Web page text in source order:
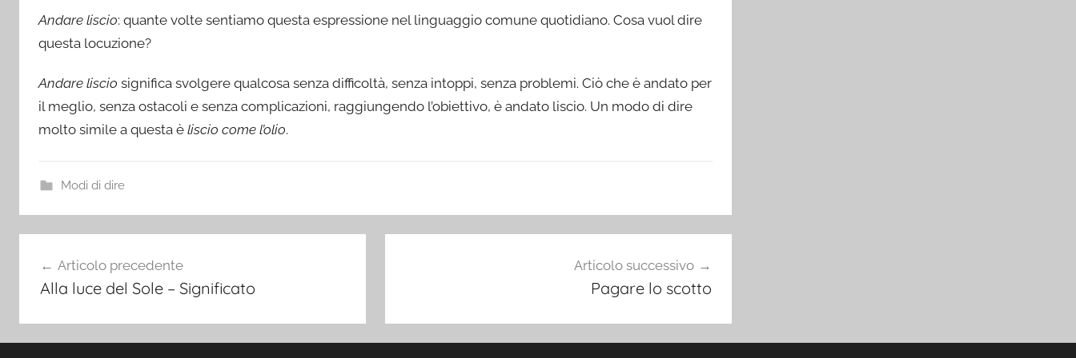
Andare liscio: quante volte sentiamo questa espressione nel linguaggio comune quotidiano. Cosa vuol dire
questa locuzione?
Andare liscio significa svolgere qualcosa senza difficoltà, senza intoppi, senza problemi. Ciò che è andato per
il meglio, senza ostacoli e senza complicazioni, raggiungendo l’obiettivo, è andato liscio. Un modo di dire
molto simile a questa è liscio come l’olio.
Modi di dire
articoli
Articolo precedente
Alla luce del Sole – Significato
Articolo successivo
Pagare lo scotto